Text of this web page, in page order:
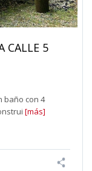
CALLE 5
baño con 4
[más]